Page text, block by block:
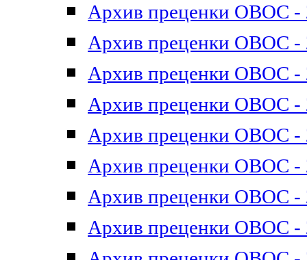
Архив преценки ОВОС -
Архив преценки ОВОС -
Архив преценки ОВОС -
Архив преценки ОВОС -
Архив преценки ОВОС -
Архив преценки ОВОС -
Архив преценки ОВОС -
Архив преценки ОВОС -